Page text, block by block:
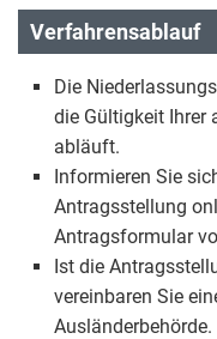
Verfahrensablauf
Die
die Gültigkeit Ihrer
abläuft.
Informieren Sie
Antragsstellung
Antragsformular
Ist die
vereinbaren Sie